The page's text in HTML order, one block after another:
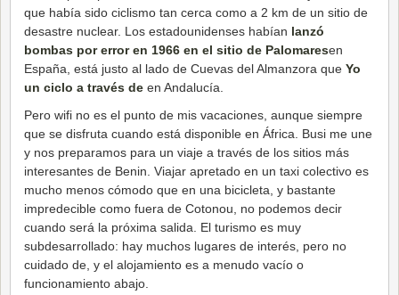
que había sido ciclismo tan cerca como a 2 km de un sitio de
desastre nuclear. Los estadounidenses habían lanzó
bombas por error en 1966 en el sitio de Palomaresen
España, está justo al lado de Cuevas del Almanzora que Yo
un ciclo a través de en Andalucía.
Pero wifi no es el punto de mis vacaciones, aunque siempre
que se disfruta cuando está disponible en África. Busi me une
y nos preparamos para un viaje a través de los sitios más
interesantes de Benin. Viajar apretado en un taxi colectivo es
mucho menos cómodo que en una bicicleta, y bastante
impredecible como fuera de Cotonou, no podemos decir
cuando será la próxima salida. El turismo es muy
subdesarrollado: hay muchos lugares de interés, pero no
cuidado de, y el alojamiento es a menudo vacío o
funcionamiento abajo.